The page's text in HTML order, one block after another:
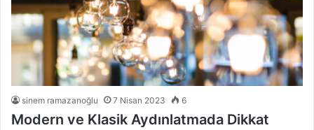
sinem ramazanoğlu 7 Nisan 2023 6
Modern ve Klasik Aydınlatmada Dikkat